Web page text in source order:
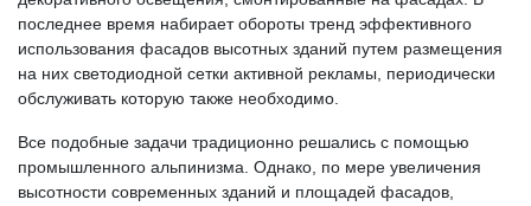
последнее время набирает обороты тренд эффективного
использования фасадов высотных зданий путем размещения
на них светодиодной сетки активной рекламы, периодически
обслуживать которую также необходимо.
Все подобные задачи традиционно решались с помощью
промышленного альпинизма. Однако, по мере увеличения
высотности современных зданий и площадей фасадов,